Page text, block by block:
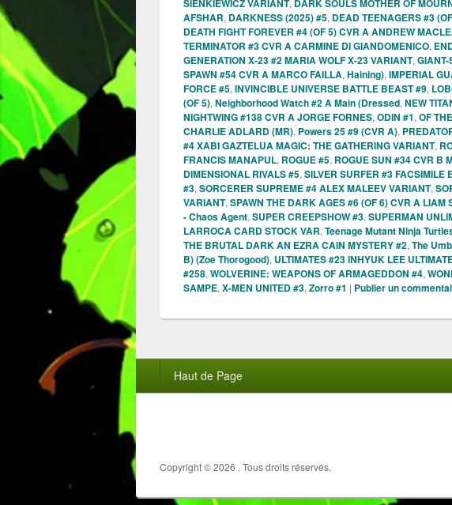
SIENKIEWICZ VARIANT DARK SOULS MOTHER OF
AFSHAR, DARKNESS (2025) #5, DEAD TEENAGERS #3
DEATH FIGHT FOREVER #4 (OF 5) CVR A ANDREW
TERMINATOR #3 CVR A CARMINE DI GIANDOMENICO,
GENERATION X-23 #2 MARIA WOLF X-23 VARIANT, GIANT-
SPAWN #54 CVR A MARCO FAILLA, Haining), IMPERIAL
FORCE #5, INVINCIBLE UNIVERSE BATTLE BEAST #9,
(OF 5), Neighborhood Watch #2 A Main (Dressed, NEW
NIGHTWING #138 CVR A JORGE FORNES, ODIN #1, OF
CHARLIE ADLARD (MR), Powers 25 #9 (CVR A),
#4 XABI GAZTELUA MAGIC: THE GATHERING VARIANT,
FRANCIS MANAPUL, ROGUE #5, ROGUE SUN #34 CVR B
DIMENSIONAL RIVALS #5, SILVER SURFER #3 FACSIMILE
#3, SORCERER SUPREME #4 ALEX MALEEV VARIANT,
VARIANT, SPAWN THE DARK AGES #6 (OF 6) CVR A LIAM
- Chaos Agent, SUPER CREEPSHOW #3, SUPERMAN
LARROCA CARD STOCK VAR, Teenage Mutant Ninja
THE BRUTAL DARK AN EZRA CAIN MYSTERY #2, The
B) (Zoe Thorogood), ULTIMATES #23 INHYUK LEE
#258, WOLVERINE: WEAPONS OF ARMAGEDDON #4,
SAMPE, X-MEN UNITED #3, Zorro #1 | Publier un
page
Haut de Page
Copyright © 2026 . Tous droits réservés.